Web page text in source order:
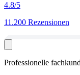
4.8/5
11.200 Rezensionen
Professionelle